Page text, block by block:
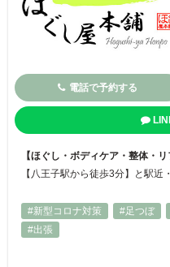
電話で予約する
【ほぐし・ボディケア・整体・
#新型コロナ対策
#足つぼ
#出張